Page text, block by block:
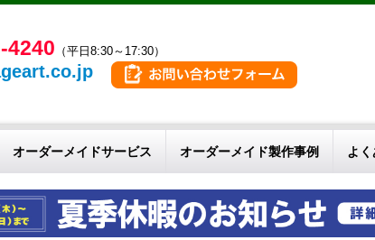
4240 （平日8:30～17:30）
オーダーメイドサービス オーダーメイド製作事例 よ